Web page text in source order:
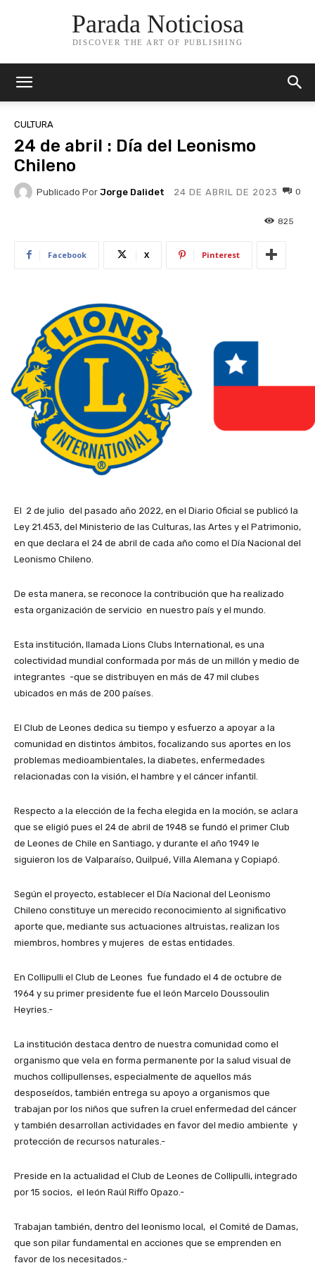
Parada Noticiosa
DISCOVER THE ART OF PUBLISHING
CULTURA
24 de abril : Día del Leonismo
Chileno
Publicado Por Jorge Dalidet 24 DE ABRIL DE 2023 0
825
Facebook X Pinterest
El 2 de julio del pasado año 2022, en el Diario Oficial se publicó la
Ley 21.453, del Ministerio de las Culturas, las Artes y el Patrimonio,
en que declara el 24 de abril de cada año como el Día Nacional del
Leonismo Chileno.
De esta manera, se reconoce la contribución que ha realizado
esta organización de servicio en nuestro país y el mundo.
Esta institución, llamada Lions Clubs International, es una
colectividad mundial conformada por más de un millón y medio de
integrantes -que se distribuyen en más de 47 mil clubes
ubicados en más de 200 países.
El Club de Leones dedica su tiempo y esfuerzo a apoyar a la
comunidad en distintos ámbitos, focalizando sus aportes en los
problemas medioambientales, la diabetes, enfermedades
relacionadas con la visión, el hambre y el cáncer infantil.
Respecto a la elección de la fecha elegida en la moción, se aclara
que se eligió pues el 24 de abril de 1948 se fundó el primer Club
de Leones de Chile en Santiago, y durante el año 1949 le
siguieron los de Valparaíso, Quilpué, Villa Alemana y Copiapó.
Según el proyecto, establecer el Día Nacional del Leonismo
Chileno constituye un merecido reconocimiento al significativo
aporte que, mediante sus actuaciones altruistas, realizan los
miembros, hombres y mujeres de estas entidades.
En Collipulli el Club de Leones fue fundado el 4 de octubre de
1964 y su primer presidente fue el león Marcelo Doussoulin
Heyries.-
La institución destaca dentro de nuestra comunidad como el
organismo que vela en forma permanente por la salud visual de
muchos collipullenses, especialmente de aquellos más
desposeídos, también entrega su apoyo a organismos que
trabajan por los niños que sufren la cruel enfermedad del cáncer
y también desarrollan actividades en favor del medio ambiente y
protección de recursos naturales.-
Preside en la actualidad el Club de Leones de Collipulli, integrado
por 15 socios, el león Raúl Riffo Opazo.-
Trabajan también, dentro del leonismo local, el Comité de Damas,
que son pilar fundamental en acciones que se emprenden en
favor de los necesitados.-